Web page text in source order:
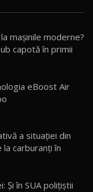
mașinile moderne?
capotă în primii
eBoost Air
a situației din
carburanți în
Și în SUA polițiștii